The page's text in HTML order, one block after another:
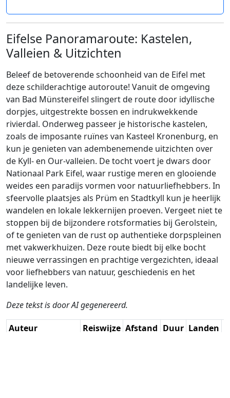
Eifelse Panoramaroute: Kastelen,
Valleien & Uitzichten
Beleef de betoverende schoonheid van de Eifel met
deze schilderachtige autoroute! Vanuit de omgeving
van Bad Münstereifel slingert de route door idyllische
dorpjes, uitgestrekte bossen en indrukwekkende
rivierdal. Onderweg passeer je historische kastelen,
zoals de imposante ruïnes van Kasteel Kronenburg, en
kun je genieten van adembenemende uitzichten over
de Kyll- en Our-valleien. De tocht voert je dwars door
Nationaal Park Eifel, waar rustige meren en glooiende
weides een paradijs vormen voor natuurliefhebbers. In
sfeervolle plaatsjes als Prüm en Stadtkyll kun je heerlijk
wandelen en lokale lekkernijen proeven. Vergeet niet te
stoppen bij de bijzondere rotsformaties bij Gerolstein,
of te genieten van de rust op authentieke dorpspleinen
met vakwerkhuizen. Deze route biedt bij elke bocht
nieuwe verrassingen en prachtige vergezichten, ideaal
voor liefhebbers van natuur, geschiedenis en het
landelijke leven.
Deze tekst is door AI gegenereerd.
Auteur Reiswijze Afstand Duur Landen